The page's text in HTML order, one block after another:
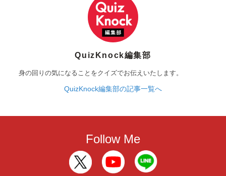
QuizKnock編集部
身の回りの気になることをクイズでお伝えいたします。
QuizKnock編集部の記事一覧へ
Follow Me